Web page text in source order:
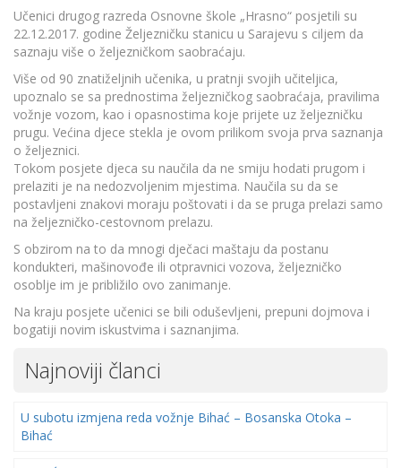
Učenici drugog razreda Osnovne škole „Hrasno“ posjetili su
22.12.2017. godine Željezničku stanicu u Sarajevu s ciljem da
saznaju više o željezničkom saobraćaju.
Više od 90 znatiželjnih učenika, u pratnji svojih učiteljica,
upoznalo se sa prednostima željezničkog saobraćaja, pravilima
vožnje vozom, kao i opasnostima koje prijete uz željezničku
prugu. Većina djece stekla je ovom prilikom svoja prva saznanja
o željeznici.
Tokom posjete djeca su naučila da ne smiju hodati prugom i
prelaziti je na nedozvoljenim mjestima. Naučila su da se
postavljeni znakovi moraju poštovati i da se pruga prelazi samo
na željezničko-cestovnom prelazu.
S obzirom na to da mnogi dječaci maštaju da postanu
kondukteri, mašinovođe ili otpravnici vozova, željezničko
osoblje im je približilo ovo zanimanje.
Na kraju posjete učenici se bili oduševljeni, prepuni dojmova i
bogatiji novim iskustvima i saznanjima.
Najnoviji članci
U subotu izmjena reda vožnje Bihać – Bosanska Otoka –
Bihać